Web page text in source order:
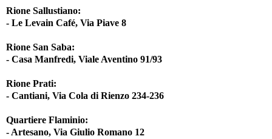
Rione Sallustiano:
- Le Levain Café, Via Piave 8
Rione San Saba:
- Casa Manfredi, Viale Aventino 91/93
Rione Prati:
- Cantiani, Via Cola di Rienzo 234-236
Quartiere Flaminio:
- Artesano, Via Giulio Romano 12